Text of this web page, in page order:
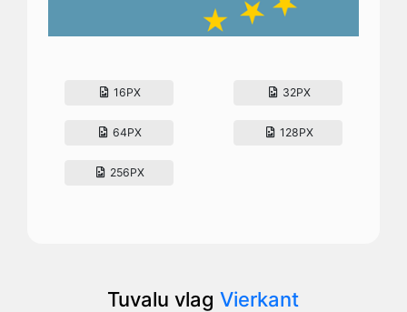
16PX 32PX
64PX 128PX
256PX
Tuvalu vlagVierkant